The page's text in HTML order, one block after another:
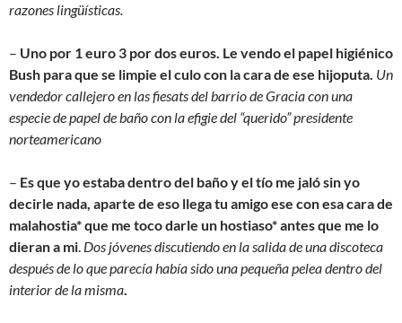
razones lingüísticas.
– Uno por 1 euro 3 por dos euros. Le vendo el papel higiénico
Bush para que se limpie el culo con la cara de ese hijoputa. Un
vendedor callejero en las fiesats del barrio de Gracia con una
especie de papel de baño con la efigie del “querido” presidente
norteamericano
– Es que yo estaba dentro del baño y el tío me jaló sin yo
decirle nada, aparte de eso llega tu amigo ese con esa cara de
malahostia* que me toco darle un hostiaso* antes que me lo
dieran a mi. Dos jóvenes discutiendo en la salida de una discoteca
después de lo que parecía había sido una pequeña pelea dentro del
interior de la misma.